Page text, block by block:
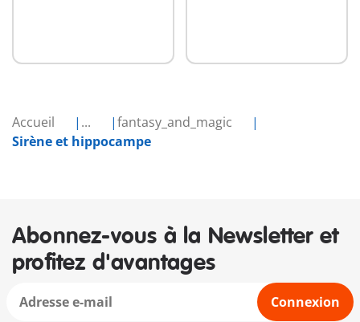
Accueil ...
fantasy_and_magic
Sirène et hippocampe
Abonnez-vous à la Newsletter et
profitez d'avantages
Connexion